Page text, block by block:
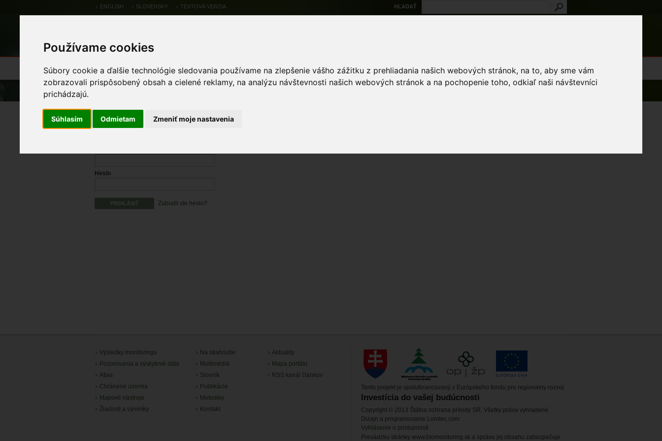
Používame cookies
Súbory cookie a ďalšie technológie sledovania používame na zlepšenie vášho zážitku z prehliadania našich webových stránok, na to, aby sme vám
zobrazovali prispôsobený obsah a cielené reklamy, na analýzu návštevnosti našich webových stránok a na pochopenie toho, odkiaľ naši návštevníci
prichádzajú.
Súhlasím Odmietam Zmeniť moje nastavenia
ENGLISH SLOVENSKY TEXTOVÁ VERZIA HĽADAŤ
Výsledky monitoringu Pozorovania a výskytové dáta Atlas Chránené územia Mapové nástroje Žiadosti a výnimky
Prihlásenie
Heslo
Zabudli ste heslo?
Výsledky monitoringu
Pozorovania a výskytové dáta
Atlas
Chránené územia
Mapové nástroje
Žiadosti a výnimky
Na stiahnutie
Multimédiá
Slovník
Publikácie
Metodiky
Kontakt
Aktuality
Mapa portálu
RSS kanál článkov
Tento projekt je spolufinancovaný z Európskeho fondu pre regionalny rozvoj
Investícia do vašej budúcnosti
Copyright © 2013 Štátna ochrana prírody SR. Všetky práva vyhradené.
Dizajn a programovanie Lomtec.com
Vyhlásenie o pristupnosti
Prevádzku stránky www.biomonitoring.sk a správu jej obsahu zabezpečuje